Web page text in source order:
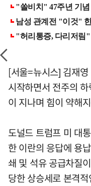
[서울=뉴시스] 김재
시작하면서 전주의
이 지나며 힘이 약해
도널드 트럼프 미 대
한 이란의 응답에 용
쇄 및 석유 공급차질
당한 상승세로 본격